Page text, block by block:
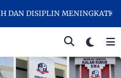
DISIPLIN MENINGKATKAN